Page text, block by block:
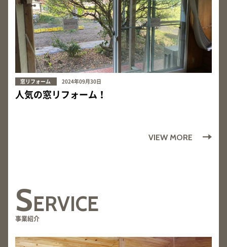
窓リフォーム 2024年09月30日
人気の窓リフォーム！
VIEW MORE
SERVICE
事業紹介